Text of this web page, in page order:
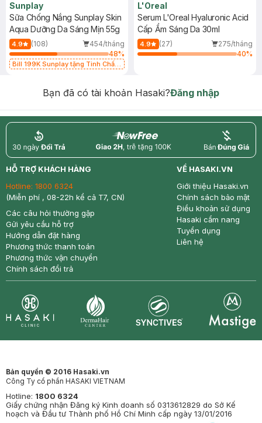
Sunplay
Sữa Chống Nắng Sunplay Skin
Aqua Dưỡng Da Sáng Mịn 55g
4.9 (108)
454/tháng
48%
Bill 199K Sunplay tặng Tinh Chất
L'Oreal
Serum L'Oreal Hyaluronic Acid
Cấp Ẩm Sáng Da 30ml
4.9 (27)
275/tháng
40%
Bạn đã có tài khoản Hasaki?Đăng nhập
return nowfree price
HỖ TRỢ KHÁCH HÀNG
Hotline: 1800 6324
(Miễn phí , 08-22h kể cả T7, CN)
Các câu hỏi thường gặp
Gửi yêu cầu hỗ trợ
Hướng dẫn đặt hàng
Phương thức thanh toán
Phương thức vận chuyển
Chính sách đổi trả
VỀ HASAKI.VN
Giới thiệu Hasaki.vn
Chính sách bảo mật
Điều khoản sử dụng
Hasaki cẩm nang
Tuyển dụng
Liên hệ
Bản quyền © 2016 Hasaki.vn
Công Ty cổ phần HASAKI VIETNAM
Hotline: 1800 6324
Giấy chứng nhận Đăng ký Kinh doanh số 0313612829 do Sở Kế
hoạch và Đầu tư Thành phố Hồ Chí Minh cấp ngày 13/01/2016